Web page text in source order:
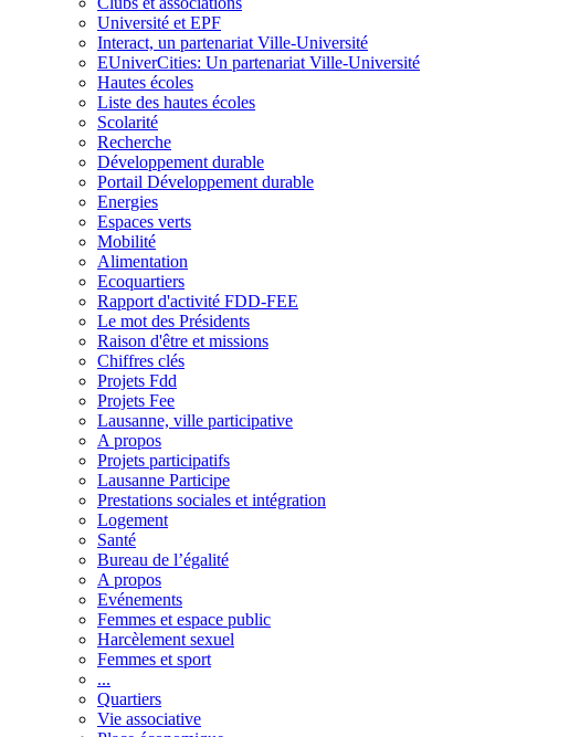
Université et EPF
Interact, un partenariat Ville-Université
EUniverCities: Un partenariat Ville-Université
Hautes écoles
Liste des hautes écoles
Scolarité
Recherche
Développement durable
Portail Développement durable
Energies
Espaces verts
Mobilité
Alimentation
Ecoquartiers
Rapport d'activité FDD-FEE
Le mot des Présidents
Raison d'être et missions
Chiffres clés
Projets Fdd
Projets Fee
Lausanne, ville participative
A propos
Projets participatifs
Lausanne Participe
Prestations sociales et intégration
Logement
Santé
Bureau de l’égalité
A propos
Evénements
Femmes et espace public
Harcèlement sexuel
Femmes et sport
...
Quartiers
Vie associative